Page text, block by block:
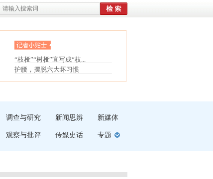
眼白变红或是结膜下出血
“枝桠”“树桠”宜写成“枝...
夏天缓解疲劳有三招
护腰，摆脱六大坏习惯
受伤了冰敷还是热敷
调查与研究 新闻思辨 新媒体
观察与批评 传媒史话 专题